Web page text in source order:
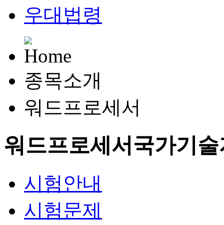
우대법령
종목소개
워드프로세서
워드프로세서 국가기
시험안내
시험문제